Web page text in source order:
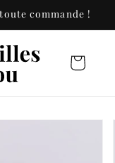
commande !
Panier